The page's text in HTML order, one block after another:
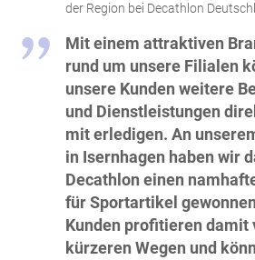
der Region bei Decathlon
Mit einem attraktiven
rund um unsere Filialen
unsere Kunden weitere
und Dienstleistungen
mit erledigen. An
in Isernhagen haben wir
Decathlon einen
für Sportartikel
Kunden profitieren damit
kürzeren Wegen und